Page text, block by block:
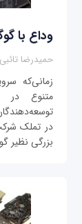
وداع با
حمیدرضا تائبی
متنوع در
در تملک
بزرگی نظیر